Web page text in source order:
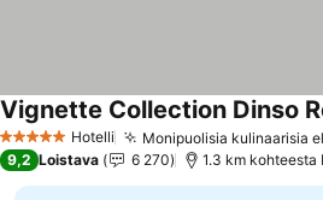
5 Tähtiluokitus
Hotelli Monipuolisia kulinaarisia
9,2 Loistava 6 270 1.3 km kohteesta